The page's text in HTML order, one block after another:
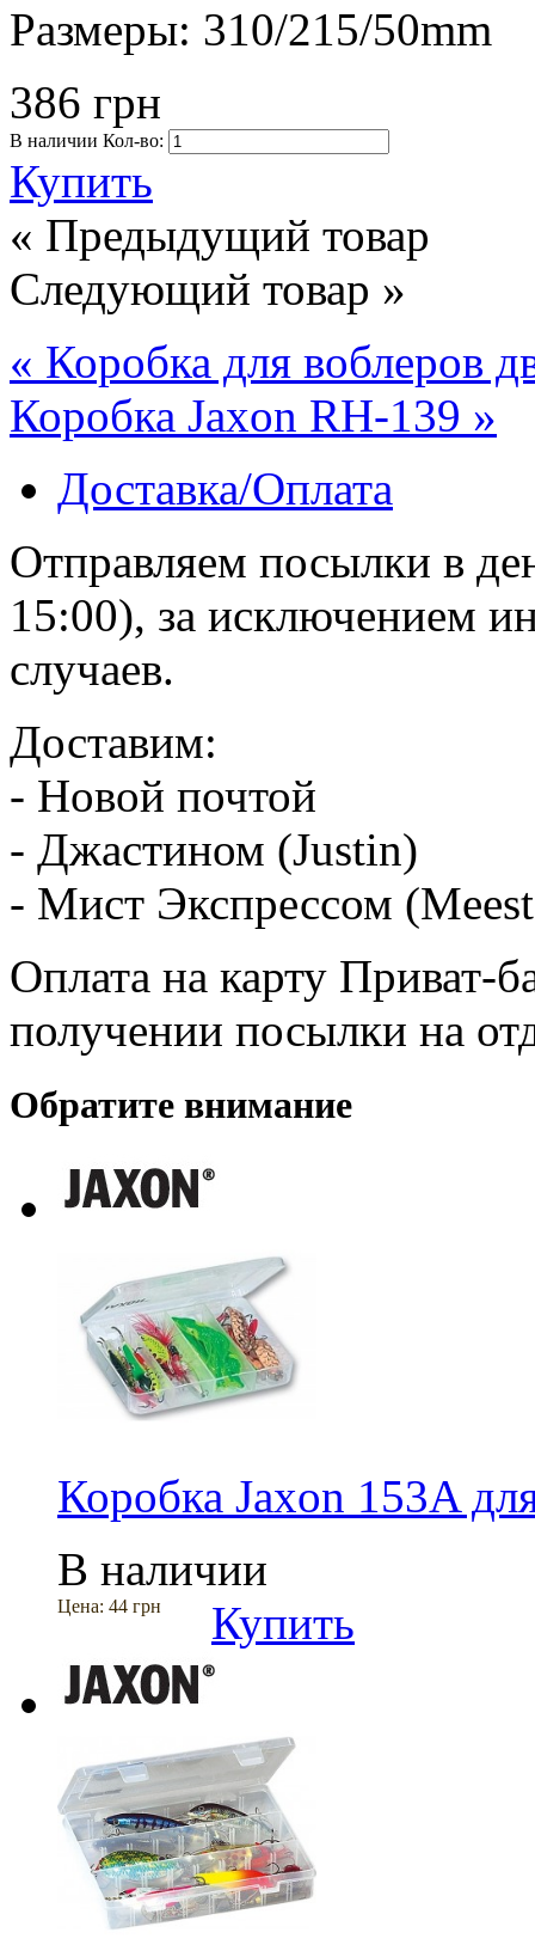
Размеры: 310/215/50mm
386 грн
В наличии Кол-во:
Купить
« Предыдущий товар
Следующий товар »
« Коробка для воблеров
Коробка Jaxon RH-139 »
Доставка/Оплата
Отправляем посылки в
15:00), за исключением
случаев.
Доставим:
- Новой почтой
- Джастином (Justin)
- Мист Экспрессом
Оплата на карту Приват-
получении посылки на
Обратите внимание
Коробка Jaxon 153A
В наличии
Цена: 44 грн Купить